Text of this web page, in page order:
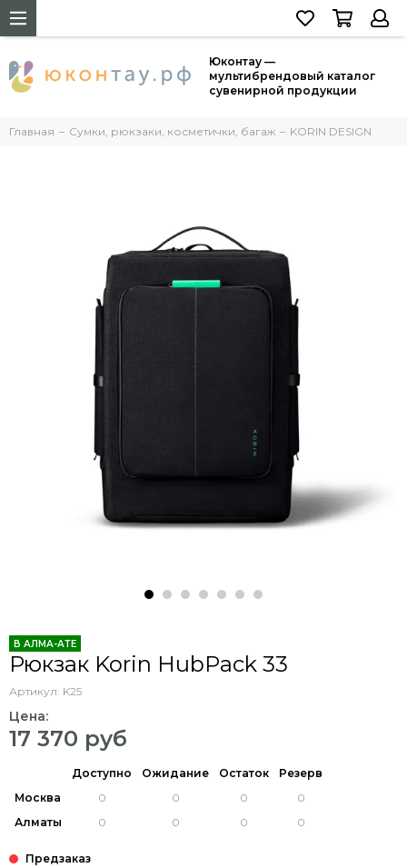
Юконтау —
мультибрендовый каталог
сувенирной продукции
Главная Сумки, рюкзаки, косметички, багаж KORIN DESIGN
В АЛМА-АТЕ
Рюкзак Korin HubPack 33
Артикул: K25
Цена:
17 370 руб
Доступно Ожидание Остаток
Резерв
Москва
Алматы